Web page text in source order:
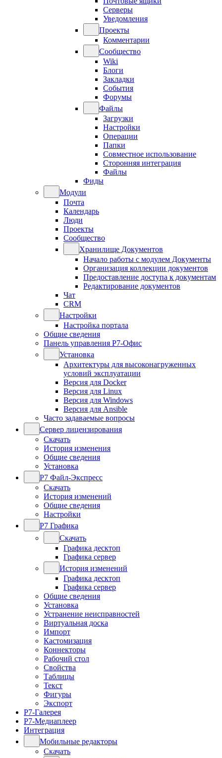
Серверы
Уведомления
Проекты
Комментарии
Сообщество
Wiki
Блоги
Закладки
События
Форумы
Файлы
Загрузки
Настройки
Операции
Папки
Совместное использование
Сторонняя интеграция
Файлы
Фиды
Модули
Почта
Календарь
Люди
Проекты
Сообщество
Хранилище Документов
Начало работы с модулем Документы
Организация коллекции документов
Предоставление доступа к документам
Редактирование документов
Чат
CRM
Настройки
Настройка портала
Общие сведения
Панель управления Р7-Офис
Установка
Архитектуры для высоконагруженных
условий эксплуатации
Версия для Docker
Версия для Linux
Версия для Windows
Версия для Ansible
Часто задаваемые вопросы
Сервер лицензирования
Скачать
История изменения
Общие сведения
Установка
Р7 Файл-Экспресс
Скачать
История изменений
Общие сведения
Настройки
Р7 Графика
Скачать
Графика десктоп
Графика сервер
История изменений
Графика десктоп
Графика сервер
Общие сведения
Установка
Устранение неисправностей
Виртуальная доска
Импорт
Кастомизация
Коннекторы
Рабочий стол
Свойства
Таблицы
Текст
Фигуры
Экспорт
Р7-Галерея
Р7-Медиаплеер
Интеграция
Мобильные редакторы
Скачать